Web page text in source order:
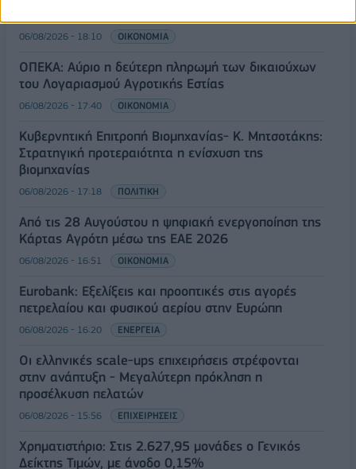
06/08/2026 - 18:10 ΟΙΚΟΝΟΜΙΑ
ΟΠΕΚΑ: Αύριο η δεύτερη πληρωμή των δικαιούχων
του Λογαριασμού Αγροτικής Εστίας
06/08/2026 - 17:40 ΟΙΚΟΝΟΜΙΑ
Κυβερνητική Επιτροπή Βιομηχανίας- Κ. Μητσοτάκης:
Στρατηγική προτεραιότητα η ενίσχυση της
βιομηχανίας
06/08/2026 - 17:18 ΠΟΛΙΤΙΚΗ
Από τις 28 Αυγούστου η ψηφιακή ενεργοποίηση της
Κάρτας Αγρότη μέσω της ΕΑΕ 2026
06/08/2026 - 16:51 ΟΙΚΟΝΟΜΙΑ
Eurobank: Εξελίξεις και προοπτικές στις αγορές
πετρελαίου και φυσικού αερίου στην Ευρώπη
06/08/2026 - 16:20 ΕΝΕΡΓΕΙΑ
Οι ελληνικές scale-ups επιχειρήσεις στρέφονται
στην ανάπτυξη - Μεγαλύτερη πρόκληση η
προσέλκυση πελατών
06/08/2026 - 15:56 ΕΠΙΧΕΙΡΗΣΕΙΣ
Χρηματιστήριο: Στις 2.627,95 μονάδες ο Γενικός
Δείκτης Τιμών, με άνοδο 0,15%